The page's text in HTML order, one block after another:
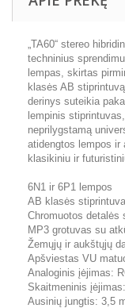
„TA60“ stereo
techninius
lempas, skirtas
klasės AB
derinys suteikia
lempinis
neprilygstamą
atidengtos lempos ir
klasikiniu ir
6N1 ir 6P1 lempos
AB klasės
Chromuotos detalės
MP3 grotuvas su
Žemųjų ir aukštųjų
Apšviestas VU
Analoginis įėjimas:
Skaitmeninis
Ausinių jungtis: 3,5